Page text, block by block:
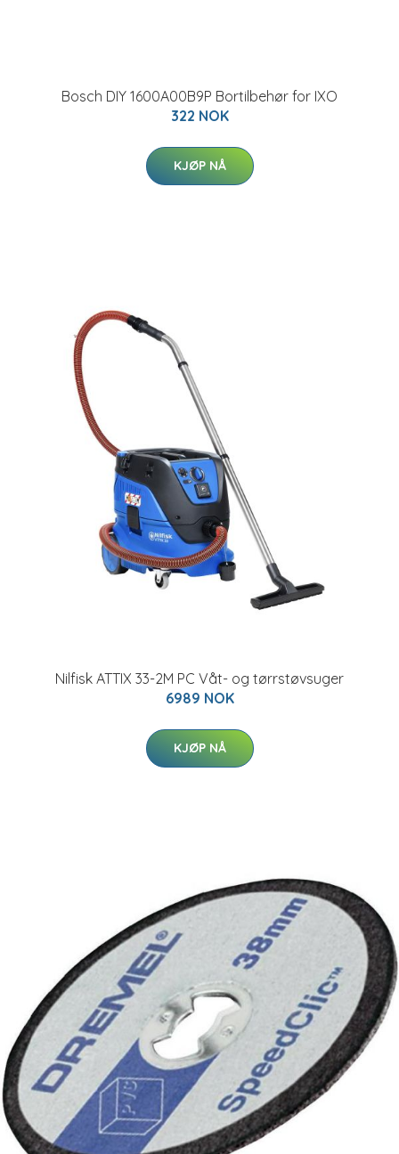
Bosch DIY 1600A00B9P Bortilbehør for IXO
322 NOK
KJØP NÅ
Nilfisk ATTIX 33-2M PC Våt- og tørrstøvsuger
6989 NOK
KJØP NÅ